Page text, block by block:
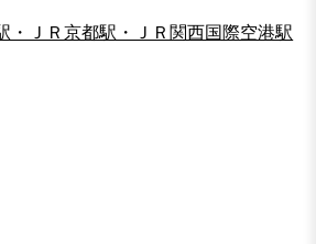
・ＪＲ京都駅・ＪＲ関西国際空港駅